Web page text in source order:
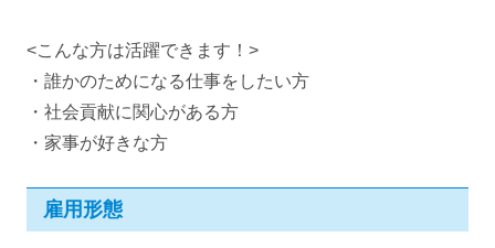
<こんな方は活躍できます！>
・誰かのためになる仕事をしたい方
・社会貢献に関心がある方
・家事が好きな方
雇用形態